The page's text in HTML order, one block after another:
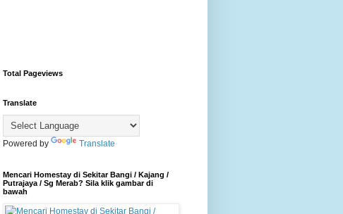
Total Pageviews
Translate
Powered by Translate
Mencari Homestay di Sekitar Bangi / Kajang /
Putrajaya / Sg Merab? Sila klik gambar di
bawah